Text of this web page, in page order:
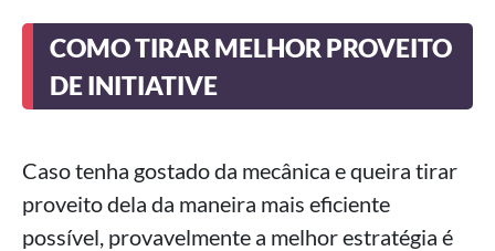
COMO TIRAR MELHOR PROVEITO
DE INITIATIVE
Caso tenha gostado da mecânica e queira tirar
proveito dela da maneira mais eficiente
possível, provavelmente a melhor estratégia é